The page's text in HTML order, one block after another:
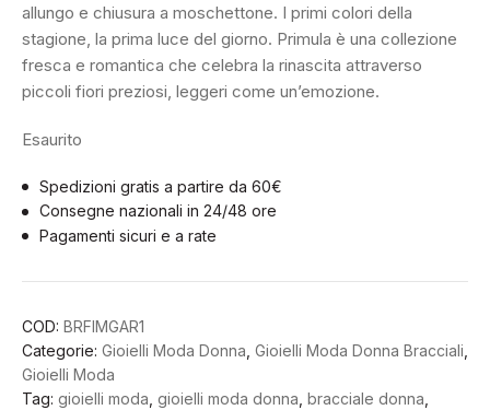
allungo e chiusura a moschettone. I primi colori della
stagione, la prima luce del giorno. Primula è una collezione
fresca e romantica che celebra la rinascita attraverso
piccoli fiori preziosi, leggeri come un’emozione.
Esaurito
Spedizioni gratis a partire da 60€
Consegne nazionali in 24/48 ore
Pagamenti sicuri e a rate
COD: BRFIMGAR1
Categorie: Gioielli Moda Donna Gioielli Moda Donna Bracciali
Gioielli Moda
Tag: gioielli moda gioielli moda donna bracciale donna